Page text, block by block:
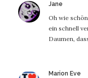
Jane
Oh wie
ein schnell
Daumen,
Marion Eve